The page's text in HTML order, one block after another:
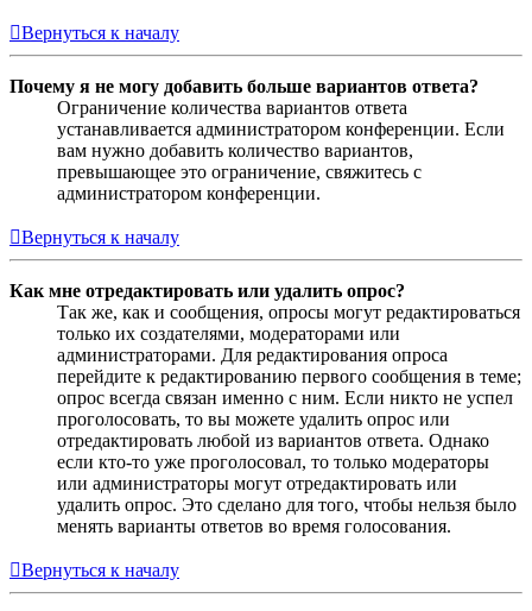
Вернуться к началу
Почему я не могу добавить больше вариантов ответа?
Ограничение количества вариантов ответа
устанавливается администратором конференции. Если
вам нужно добавить количество вариантов,
превышающее это ограничение, свяжитесь с
администратором конференции.
Вернуться к началу
Как мне отредактировать или удалить опрос?
Так же, как и сообщения, опросы могут редактироваться
только их создателями, модераторами или
администраторами. Для редактирования опроса
перейдите к редактированию первого сообщения в теме;
опрос всегда связан именно с ним. Если никто не успел
проголосовать, то вы можете удалить опрос или
отредактировать любой из вариантов ответа. Однако
если кто-то уже проголосовал, то только модераторы
или администраторы могут отредактировать или
удалить опрос. Это сделано для того, чтобы нельзя было
менять варианты ответов во время голосования.
Вернуться к началу